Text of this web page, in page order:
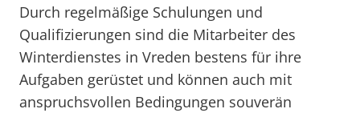
Durch regelmäßige Schulungen und
Qualifizierungen sind die Mitarbeiter des
Winterdienstes in Vreden bestens für ihre
Aufgaben gerüstet und können auch mit
anspruchsvollen Bedingungen souverän